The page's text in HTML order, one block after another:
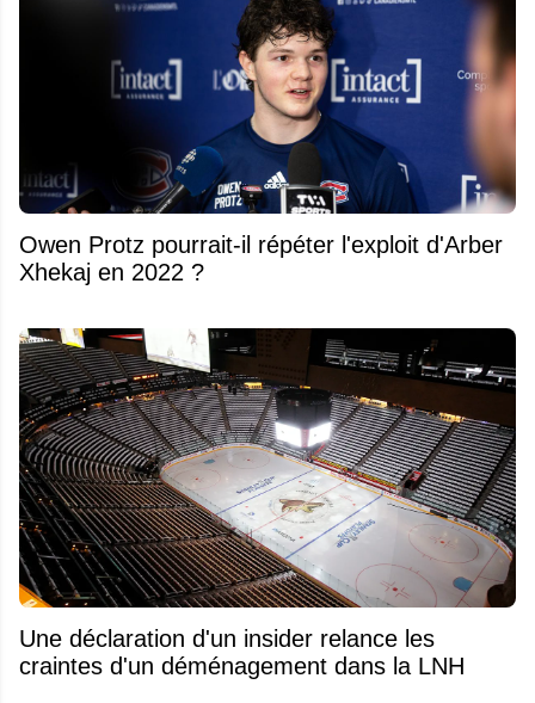
Owen Protz pourrait-il répéter l'exploit d'Arber
Xhekaj en 2022 ?
Une déclaration d'un insider relance les
craintes d'un déménagement dans la LNH